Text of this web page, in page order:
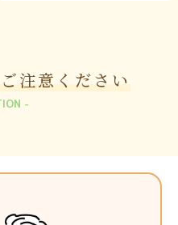
ご注意ください